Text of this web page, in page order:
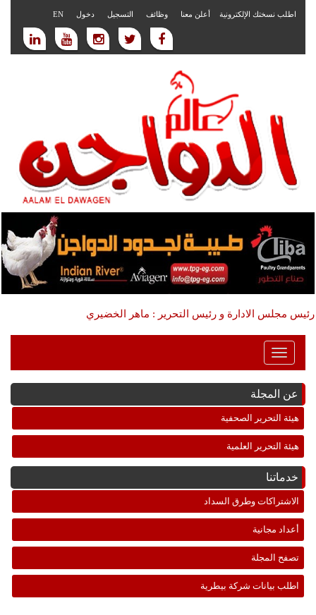
اطلب نسختك الإلكترونية أعلن معنا وظائف التسجيل دخول EN
رئيس مجلس الادارة و رئيس التحرير : ماهر الخضيري
Toggle
Navigation
عن المجلة
هيئة التحرير الصحفية
هيئة التحرير العلمية
خدماتنا
الاشتراكات وطرق السداد
أعداد مجانية
تصفح المجلة
اطلب بيانات شركة بيطرية